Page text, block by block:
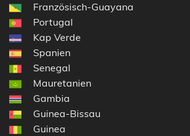
Französisch-Guayana
Portugal
Kap Verde
Spanien
Senegal
Mauretanien
Gambia
Guinea-Bissau
Guinea